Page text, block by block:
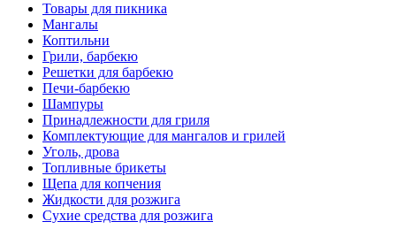
Товары для пикника
Мангалы
Коптильни
Грили, барбекю
Решетки для барбекю
Печи-барбекю
Шампуры
Принадлежности для гриля
Комплектующие для мангалов и грилей
Уголь, дрова
Топливные брикеты
Щепа для копчения
Жидкости для розжига
Сухие средства для розжига